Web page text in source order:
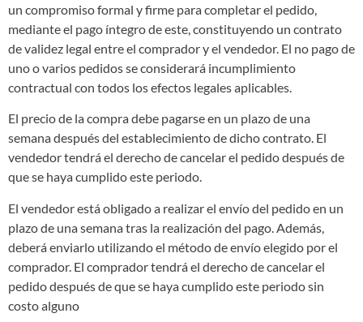
un compromiso formal y firme para completar el pedido,
mediante el pago íntegro de este, constituyendo un contrato
de validez legal entre el comprador y el vendedor. El no pago de
uno o varios pedidos se considerará incumplimiento
contractual con todos los efectos legales aplicables.
El precio de la compra debe pagarse en un plazo de una
semana después del establecimiento de dicho contrato. El
vendedor tendrá el derecho de cancelar el pedido después de
que se haya cumplido este periodo.
El vendedor está obligado a realizar el envío del pedido en un
plazo de una semana tras la realización del pago. Además,
deberá enviarlo utilizando el método de envío elegido por el
comprador. El comprador tendrá el derecho de cancelar el
pedido después de que se haya cumplido este periodo sin
costo alguno